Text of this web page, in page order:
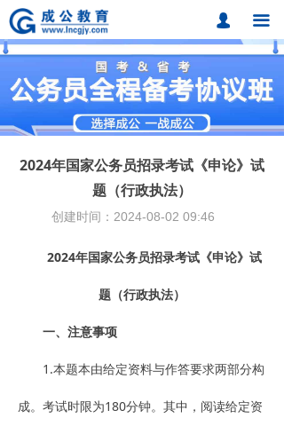
끀
首页
课程中心
题库中心
网校课程
成公合作
联系我们
在线报名
넙
2024年国家公务员招录考试《申论》试
题（行政执法）
2024年国家公务员招录考试《申论》试
题（行政执法）
一、注意事项
1.本题本由给定资料与作答要求两部分构
成。考试时限为180分钟。其中，阅读给定资
创建时间： 2024-08-02 09:46